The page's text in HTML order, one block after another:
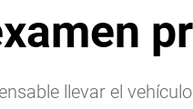
llevar el